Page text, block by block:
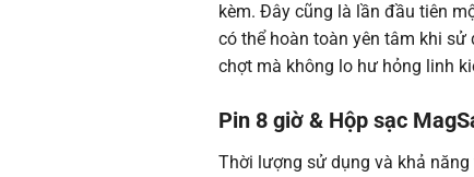
kèm. Đây cũng là lần đầu tiên
có thể hoàn toàn yên tâm khi
chợt mà không lo hư hỏng linh
Pin 8 giờ & Hộp sạc
Thời lượng sử dụng và khả